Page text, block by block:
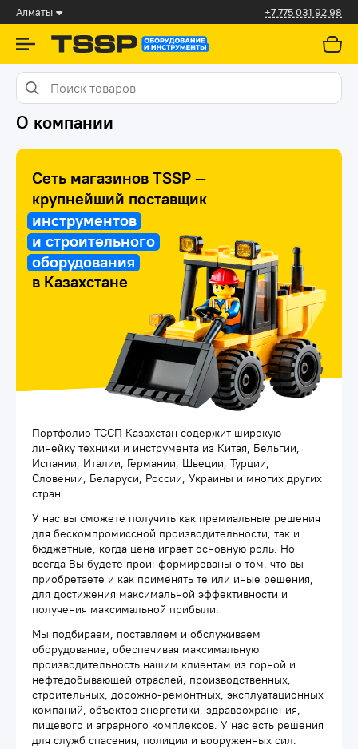
Алматы +7 775 031 92 98
О компании
Сеть магазинов TSSP —
крупнейший поставщик
инструментов
и строительного
оборудования
в Казахстане
Портфолио ТССП Казахстан содержит широкую
линейку техники и инструмента из Китая, Бельгии,
Испании, Италии, Германии, Швеции, Турции,
Словении, Беларуси, России, Украины и многих других
стран.
У нас вы сможете получить как премиальные решения
для бескомпромиссной производительности, так и
бюджетные, когда цена играет основную роль. Но
всегда Вы будете проинформированы о том, что вы
приобретаете и как применять те или иные решения,
для достижения максимальной эффективности и
получения максимальной прибыли.
Мы подбираем, поставляем и обслуживаем
оборудование, обеспечивая максимальную
производительность нашим клиентам из горной и
нефтедобывающей отраслей, производственных,
строительных, дорожно-ремонтных, эксплуатационных
компаний, объектов энергетики, здравоохранения,
пищевого и аграрного комплексов. У нас есть решения
для служб спасения, полиции и вооруженных сил.